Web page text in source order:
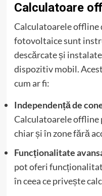
Calculatoare
Calculatoarele offline
fotovoltaice sunt
descărcate și
dispozitiv mobil.
cum ar fi:
Independență de
Calculatoarele offline
chiar și în zone fără
Funcționalitate
pot oferi
în ceea ce privește